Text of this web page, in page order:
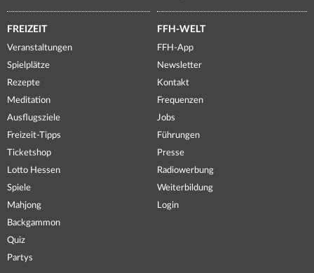
FREIZEIT
Veranstaltungen
Spielplätze
Rezepte
Meditation
Ausflugsziele
Freizeit-Tipps
Ticketshop
Lotto Hessen
Spiele
Mahjong
Backgammon
Quiz
Partys
FFH-WELT
FFH-App
Newsletter
Kontakt
Frequenzen
Jobs
Führungen
Presse
Radiowerbung
Weiterbildung
Login